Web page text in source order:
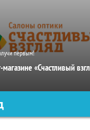
первым!
«Счастливый